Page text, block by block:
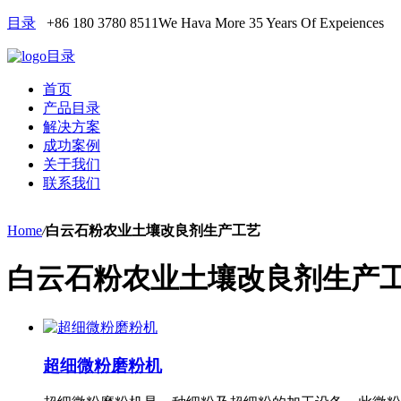
目录 +86 180 3780 8511We Hava More 35 Years Of Expeiences
目录
首页
产品目录
解决方案
成功案例
关于我们
联系我们
Home/白云石粉农业土壤改良剂生产工艺
白云石粉农业土壤改良剂生产
超细微粉磨粉机